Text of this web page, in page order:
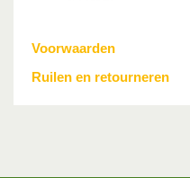
Voorwaarden
Ruilen en retourneren